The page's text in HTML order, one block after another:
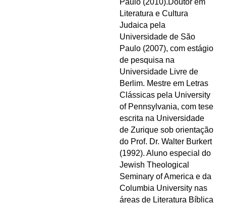
Literatura e Cultura
Judaica pela
Universidade de São
Paulo (2007), com estágio
de pesquisa na
Universidade Livre de
Berlim. Mestre em Letras
Clássicas pela University
of Pennsylvania, com tese
escrita na Universidade
de Zurique sob orientação
do Prof. Dr. Walter Burkert
(1992). Aluno especial do
Jewish Theological
Seminary of America e da
Columbia University nas
áreas de Literatura Bíblica